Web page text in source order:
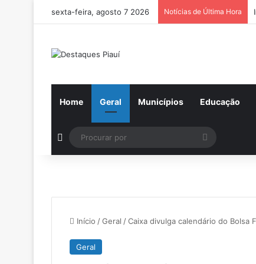
sexta-feira, agosto 7 2026 Notícias de Última Hora
Home Geral Municípios Educação
Switch skin
Procurar
por
Início /Geral /Caixa divulga calendário do Bolsa
Geral